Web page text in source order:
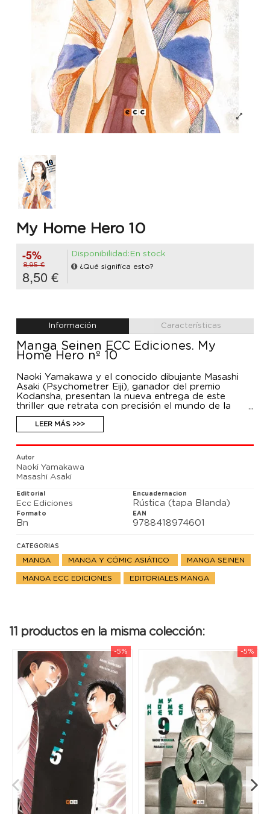
My Home Hero 10
-5%
8,95 €
8,50 €
Disponibilidad:En stock
¿Qué significa esto?
Información Características
Manga Seinen ECC Ediciones. My
Home Hero nº 10
Naoki Yamakawa y el conocido dibujante Masashi
Asaki (Psychometrer Eiji), ganador del premio
Kodansha, presentan la nueva entrega de este
thriller que retrata con precisión el mundo de la
yakuza y la vida de una familia japonesa.
LEER MÁS >>>
Autor
Naoki Yamakawa
Masashi Asaki
Editorial
Ecc Ediciones
Encuadernacion
Rústica (tapa Blanda)
Formato
Bn
EAN
9788418974601
CATEGORIAS
MANGA MANGA Y CÓMIC ASIÁTICO MANGA SEINEN
MANGA ECC EDICIONES EDITORIALES MANGA
11 productos en la misma colección:
-5% -5%